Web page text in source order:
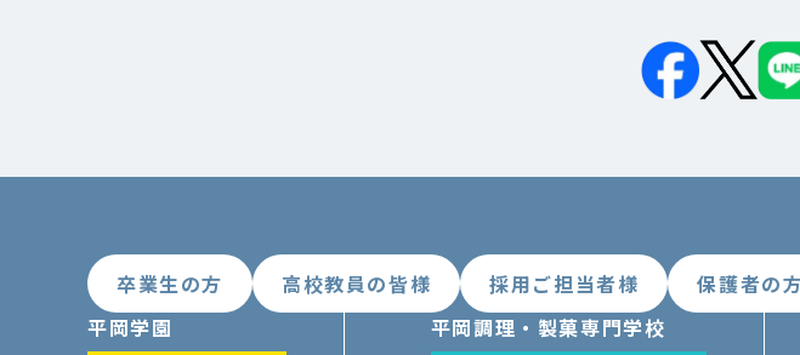
卒業生の方 高校教員の皆様 採用ご担当者様 保護者の
平岡学園
平岡調理・製菓専門学校